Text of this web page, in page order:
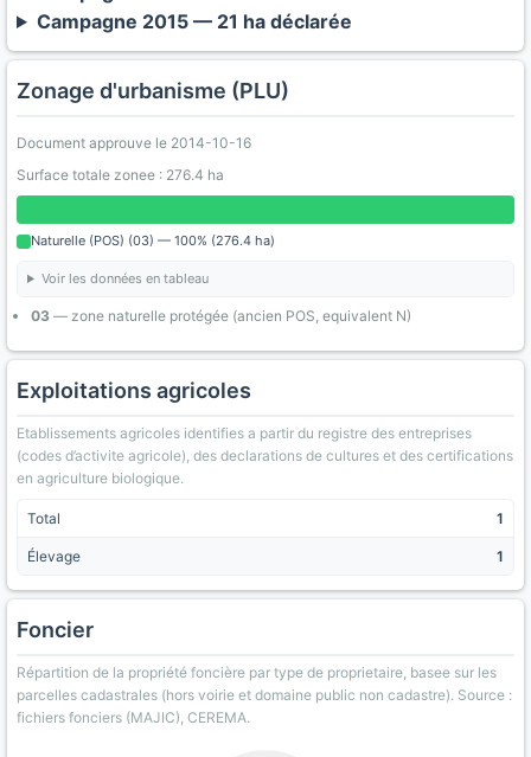
Campagne 2015 — 21 ha déclarée
Zonage d'urbanisme (PLU)
Document approuve le 2014-10-16
Surface totale zonee : 276.4 ha
Naturelle (POS) (03) — 100% (276.4 ha)
Voir les données en tableau
03 — zone naturelle protégée (ancien POS, equivalent N)
Exploitations agricoles
Etablissements agricoles identifies a partir du registre des entreprises
(codes d’activite agricole), des declarations de cultures et des certifications
en agriculture biologique.
Total 1
Élevage 1
Foncier
Répartition de la propriété foncière par type de proprietaire, basee sur les
parcelles cadastrales (hors voirie et domaine public non cadastre). Source :
fichiers fonciers (MAJIC), CEREMA.